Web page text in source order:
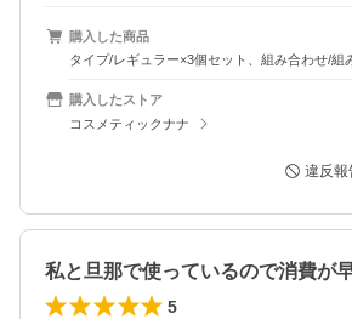
購入した商品
タイプ/レギュラー×3個セット、組み合わせ/組
購入したストア
コスメティックナナ
違反報
5